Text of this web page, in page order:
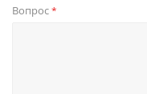
Вопрос*